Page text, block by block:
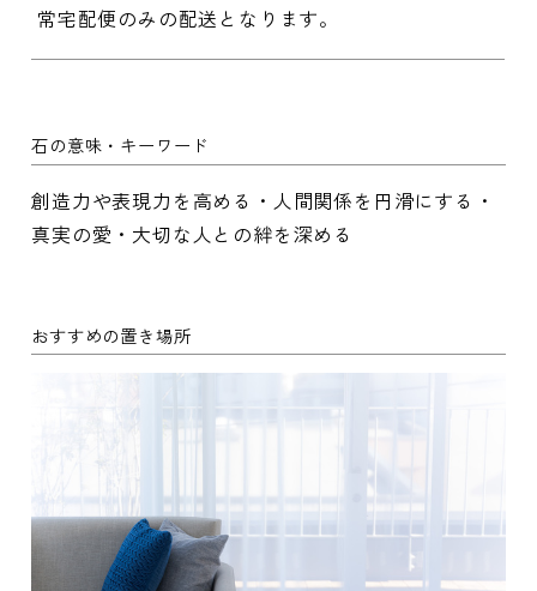
常宅配便のみの配送となります。
石の意味・キーワード
創造力や表現力を高める・人間関係を円滑にする・
真実の愛・大切な人との絆を深める
おすすめの置き場所